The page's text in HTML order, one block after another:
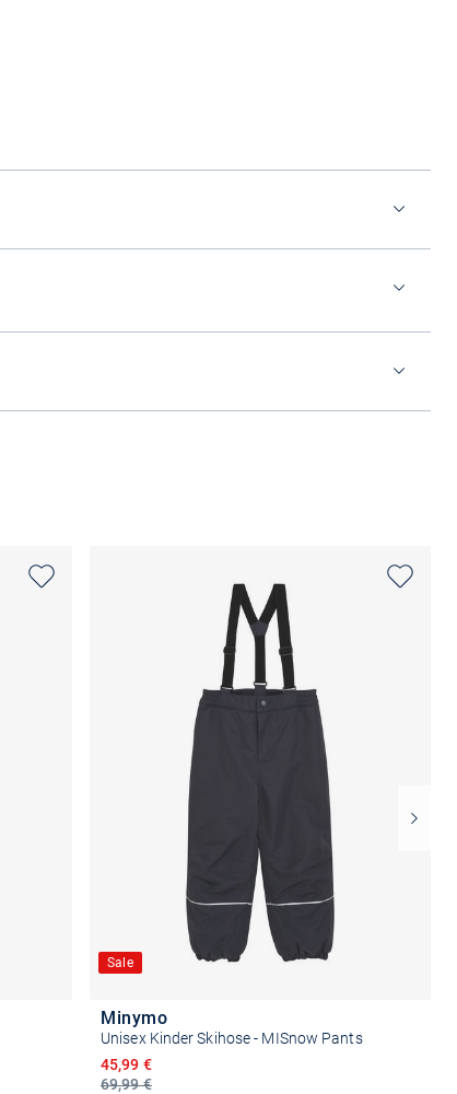
Sale
Minymo
Unisex Kinder Skihose - MISnow Pants
69,99 €
Ermäßigter Preis
45,99 €